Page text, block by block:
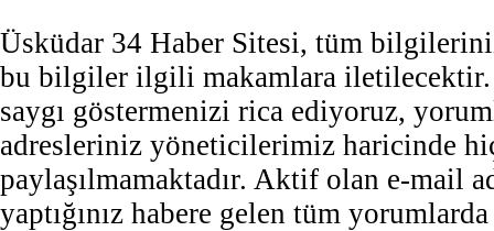
Üsküdar 34 Haber Sitesi, tüm
bu bilgiler ilgili makamlara iletilecektir.
saygı göstermenizi rica ediyoruz,
adresleriniz yöneticilerimiz haricinde
paylaşılmamaktadır. Aktif olan e-mail
yaptığınız habere gelen tüm